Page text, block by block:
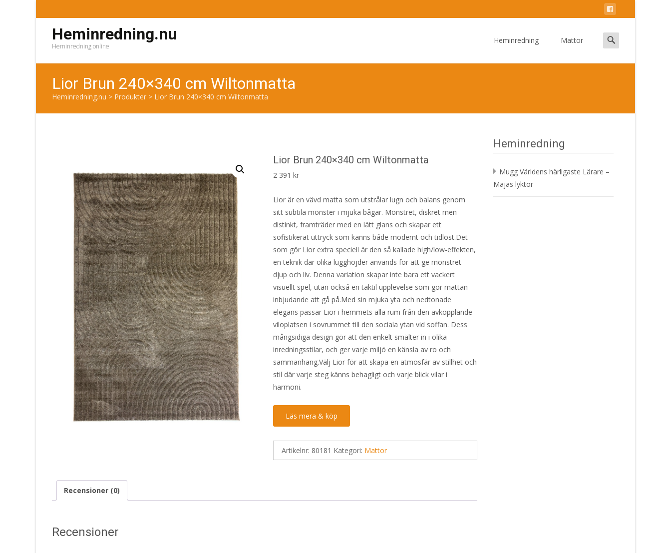
Heminredning.nu
Heminredning online
Heminredning Mattor
Search
for:
Lior Brun 240×340 cm Wiltonmatta
Heminredning.nu > Produkter > Lior Brun 240×340 cm Wiltonmatta
Lior Brun 240×340 cm Wiltonmatta
2 391kr
Lior är en vävd matta som utstrålar lugn och balans genom
sitt subtila mönster i mjuka bågar. Mönstret, diskret men
distinkt, framträder med en lätt glans och skapar ett
sofistikerat uttryck som känns både modernt och tidlöst.Det
som gör Lior extra speciell är den så kallade high/low-effekten,
en teknik där olika lugghöjder används för att ge mönstret
djup och liv. Denna variation skapar inte bara ett vackert
visuellt spel, utan också en taktil upplevelse som gör mattan
inbjudande att gå på.Med sin mjuka yta och nedtonade
elegans passar Lior i hemmets alla rum från den avkopplande
viloplatsen i sovrummet till den sociala ytan vid soffan. Dess
mångsidiga design gör att den enkelt smälter in i olika
inredningsstilar, och ger varje miljö en känsla av ro och
sammanhang.Välj Lior för att skapa en atmosfär av stillhet och
stil där varje steg känns behagligt och varje blick vilar i
harmoni.
Läs mera & köp
Artikelnr: 80181 Kategori: Mattor
Recensioner (0)
Recensioner
Heminredning
Mugg Världens härligaste Lärare –
Majas lyktor